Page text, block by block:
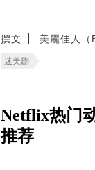
撰文 美麗佳人（
迷美剧
Netflix热门
推荐